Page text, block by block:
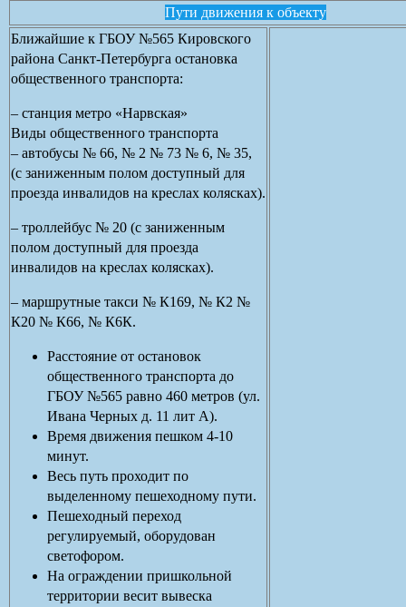
Пути движения к объекту
Ближайшие к ГБОУ №565 Кировского
района Санкт-Петербурга остановка
общественного транспорта:
– станция метро «Нарвская»
Виды общественного транспорта
– автобусы № 66, № 2 № 73 № 6, № 35,
(с заниженным полом доступный для
проезда инвалидов на креслах колясках).
– троллейбус № 20 (с заниженным
полом доступный для проезда
инвалидов на креслах колясках).
– маршрутные такси № К169, № К2 №
К20 № К66, № К6К.
Расстояние от остановок
общественного транспорта до
ГБОУ №565 равно 460 метров (ул.
Ивана Черных д. 11 лит А).
Время движения пешком 4-10
минут.
Весь путь проходит по
выделенному пешеходному пути.
Пешеходный переход
регулируемый, оборудован
светофором.
На ограждении пришкольной
территории весит вывеска